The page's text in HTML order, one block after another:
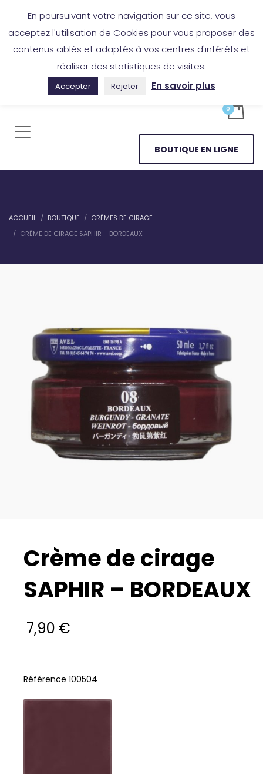
BOUTIQUE EN LIGNE
ACCUEIL BOUTIQUE
CRÈMES DE CIRAGE
CRÈME DE CIRAGE SAPHIR – BORDEAUX
Crème de cirage
SAPHIR – BORDEAUX
7,90 €
Référence 100504
En poursuivant votre navigation sur ce site, vous
acceptez l'utilisation de Cookies pour vous proposer des
contenus ciblés et adaptés à vos centres d'intérêts et
réaliser des statistiques de visites.
Accepter Rejeter En savoir plus